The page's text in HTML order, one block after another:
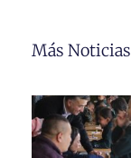
Más Noticias